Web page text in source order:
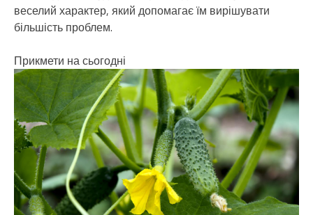
веселий характер, який допомагає їм вирішувати
більшість проблем.
Прикмети на сьогодні